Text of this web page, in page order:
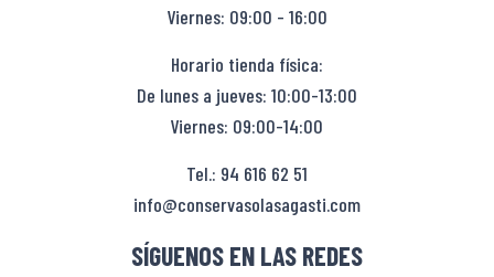
Viernes: 09:00 - 16:00
Horario tienda física:
De lunes a jueves: 10:00-13:00
Viernes: 09:00-14:00
Tel.: 94 616 62 51
info@conservasolasagasti.com
SÍGUENOS EN LAS REDES